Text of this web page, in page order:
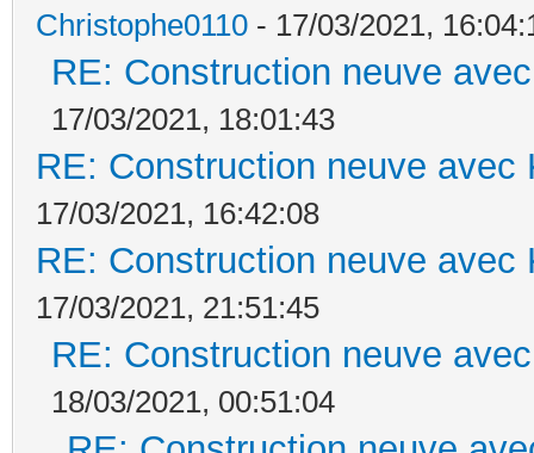
Christophe0110 - 17/03/2021,
RE: Construction neuve
17/03/2021, 18:01:43
RE: Construction neuve avec
17/03/2021, 16:42:08
RE: Construction neuve avec
17/03/2021, 21:51:45
RE: Construction neuve
18/03/2021, 00:51:04